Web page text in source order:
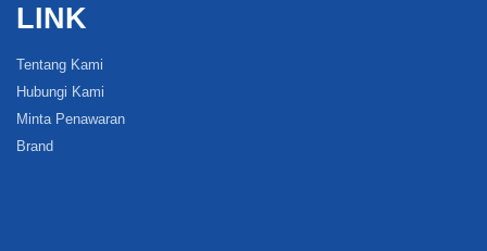
LINK
Tentang Kami
Hubungi Kami
Minta Penawaran
Brand